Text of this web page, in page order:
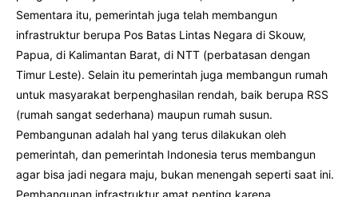
Sementara itu, pemerintah juga telah membangun
infrastruktur berupa Pos Batas Lintas Negara di Skouw,
Papua, di Kalimantan Barat, di NTT (perbatasan dengan
Timur Leste). Selain itu pemerintah juga membangun rumah
untuk masyarakat berpenghasilan rendah, baik berupa RSS
(rumah sangat sederhana) maupun rumah susun.
Pembangunan adalah hal yang terus dilakukan oleh
pemerintah, dan pemerintah Indonesia terus membangun
agar bisa jadi negara maju, bukan menengah seperti saat ini.